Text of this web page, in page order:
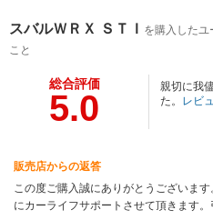
スバルＷＲＸ ＳＴＩ を購入したユ
こと
総合評価
5.0
親切に我
た。 レビ
販売店からの返答
この度ご購入誠にありがとうございま
にカーライフサポートさせて頂きます